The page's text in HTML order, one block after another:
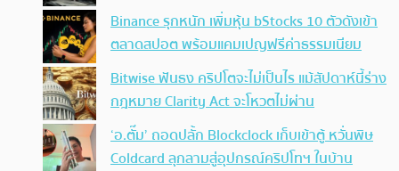
Binance รุกหนัก เพิ่มหุ้น bStocks 10 ตัวดังเข้า
ตลาดสปอต พร้อมแคมเปญฟรีค่าธรรมเนียม
Bitwise ฟันธง คริปโตจะไม่เป็นไร แม้สัปดาห์นี้ร่าง
กฎหมาย Clarity Act จะโหวตไม่ผ่าน
‘อ.ตั๊ม’ ถอดปลั้ก Blockclock เก็บเข้าตู้ หวั่นพิษ
Coldcard ลุกลามสู่อุปกรณ์คริปโทฯ ในบ้าน